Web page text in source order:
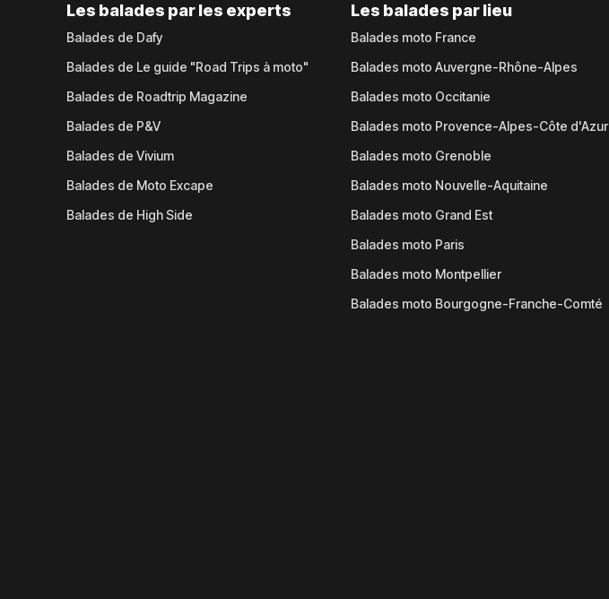
Les balades par les experts
Balades de Dafy
Balades de Le guide "Road Trips à moto"
Balades de Roadtrip Magazine
Balades de P&V
Balades de Vivium
Balades de Moto Excape
Balades de High Side
Les balades par lieu
Balades moto France
Balades moto Auvergne-Rhône-Alpes
Balades moto Occitanie
Balades moto Provence-Alpes-Côte d'Azur
Balades moto Grenoble
Balades moto Nouvelle-Aquitaine
Balades moto Grand Est
Balades moto Paris
Balades moto Montpellier
Balades moto Bourgogne-Franche-Comté